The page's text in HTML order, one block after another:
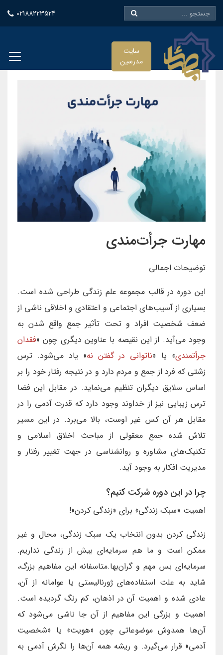
02188223524
سایت
مدرسین
مهارت جرأت‌مندی
توضیحات اجمالی
این دوره در قالب مجموعه علم زندگی طراحی شده است.
بسیاری از آسیب‌های اجتماعی و اعتقادی و اخلاقی ناشی از
ضعف شخصیت افراد و تحت تأثیر جمع واقع شدن به
وجود می‌آید. از این نقیصه با عناوین دیگری چون «فقدان
جرأتمندی» یا «ناتوانی در گفتن نه» یاد می‌شود. ترس
زشتی که فرد از جمع و مردم دارد و در نتیجه رفتار خود را بر
اساس سلایق دیگران تنظیم می‌نماید. در مقابل این فضا
ترس زیبایی نیز از خداوند وجود دارد که قدرت آدمی را در
مقابل هر آن کس غیر اوست، بالا می‌برد. در این مسیر
تلاش شده جمع معقولی از مباحث اخلاق اسلامی و
تکنیک‌های مشاوره و روانشناسی در جهت تغییر رفتار و
مدیریت افکار به وجود آید.
چرا در این دوره شرکت کنیم؟
اهمیت «سبک زندگی» برای «زندگی کردن»!
زندگی کردن بدون انتخاب یک سبک زندگی، محال و غیر
ممکن است و ما هم سرمایه‌ای بیش از زندگی نداریم.
سرمایه‌ای بس مهم و گران‌بها.متاسفانه این مفاهیم بزرگ،
شاید به علت استفاده‌های ژورنالیستی یا عوامانه از آن،
عادی شده و اهمیت آن در اذهان، کم رنگ گردیده است.
اهمیت و بزرگی این مفاهیم از آن جا ناشی می‌شود که
آن‌ها همدوش موضوعاتی چون «هویت» یا «شخصیت
آدمی» قرار می‌گیرد. و ریشه همه آن‌ها را نگرش آدمی به